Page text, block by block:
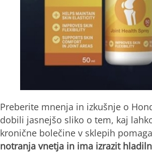
Preberite mnenja in izkušnje o
dobili jasnejšo sliko o tem, kaj
kronične bolečine v sklepih
notranja vnetja in ima izrazit